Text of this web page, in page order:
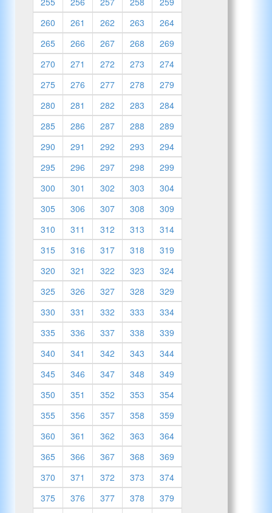
260
261 262 263
264
265
266 267 268
269
270
271 272 273
274
275
276 277 278
279
280
281 282 283
284
285
286 287 288
289
290
291 292 293
294
295
296 297 298
299
300
301 302 303
304
305
306 307 308
309
310
311 312 313
314
315
316 317 318
319
320
321 322 323
324
325
326 327 328
329
330
331 332 333
334
335
336 337 338
339
340
341 342 343
344
345
346 347 348
349
350
351 352 353
354
355
356 357 358
359
360
361 362 363
364
365
366 367 368
369
370
371 372 373
374
375
376 377 378
379